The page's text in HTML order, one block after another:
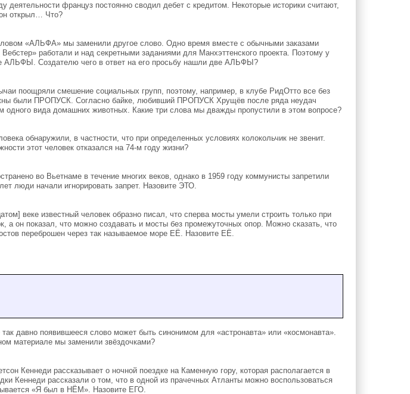
деятельности француз постоянно сводил дебет с кредитом. Некоторые историки считают,
открыл… Что?
«АЛЬФА» мы заменили другое слово. Одно время вместе с обычными заказами
работали и над секретными заданиями для Манхэттенского проекта. Поэтому у
АЛЬФЫ. Создателю чего в ответ на его просьбу нашли две АЛЬФЫ?
поощряли смешение социальных групп, поэтому, например, в клубе РидОтто все без
были ПРОПУСК. Согласно байке, любивший ПРОПУСК Хрущёв после ряда неудач
одного вида домашних животных. Какие три слова мы дважды пропустили в этом вопросе?
обнаружили, в частности, что при определенных условиях колокольчик не звенит.
этот человек отказался на 74-м году жизни?
во Вьетнаме в течение многих веков, однако в 1959 году коммунисты запретили
люди начали игнорировать запрет. Назовите ЭТО.
веке известный человек образно писал, что сперва мосты умели строить только при
а он показал, что можно создавать и мосты без промежуточных опор. Можно сказать, что
переброшен через так называемое море ЕЁ. Назовите ЕЁ.
давно появившееся слово может быть синонимом для «астронавта» или «космонавта».
материале мы заменили звёздочками?
Кеннеди рассказывает о ночной поездке на Каменную гору, которая располагается в
Кеннеди рассказали о том, что в одной из прачечных Атланты можно воспользоваться
«Я был в НЁМ». Назовите ЕГО.